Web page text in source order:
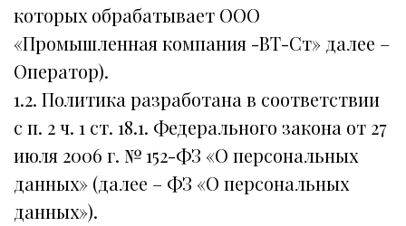
которых обрабатывает ООО
«Промышленная компания -ВТ-Ст» далее –
Оператор).
1.2. Политика разработана в соответствии
с п. 2 ч. 1 ст. 18.1. Федерального закона от 27
июля 2006 г. № 152-ФЗ «О персональных
данных» (далее – ФЗ «О персональных
данных»).